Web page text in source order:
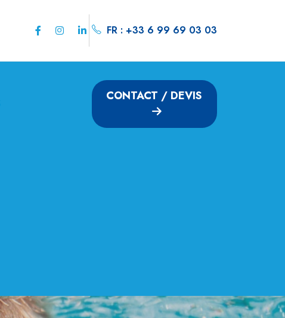
FR : +33 6 99 69 03 03
CONTACT / DEVIS